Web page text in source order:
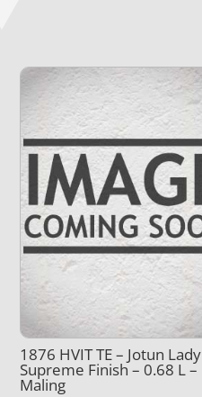
1876 HVIT TE – Jotun Lady
Supreme Finish – 0.68 L –
Maling